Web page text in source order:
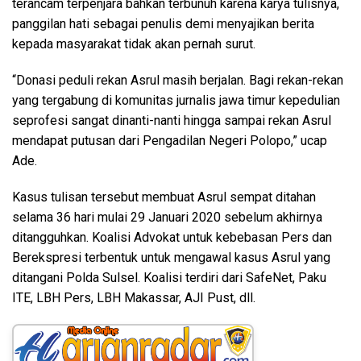
terancam terpenjara bahkan terbunuh karena karya tulisnya,
panggilan hati sebagai penulis demi menyajikan berita
kepada masyarakat tidak akan pernah surut.
“Donasi peduli rekan Asrul masih berjalan. Bagi rekan-rekan
yang tergabung di komunitas jurnalis jawa timur kepedulian
seprofesi sangat dinanti-nanti hingga sampai rekan Asrul
mendapat putusan dari Pengadilan Negeri Polopo,” ucap
Ade.
Kasus tulisan tersebut membuat Asrul sempat ditahan
selama 36 hari mulai 29 Januari 2020 sebelum akhirnya
ditangguhkan. Koalisi Advokat untuk kebebasan Pers dan
Berekspresi terbentuk untuk mengawal kasus Asrul yang
ditangani Polda Sulsel. Koalisi terdiri dari SafeNet, Paku
ITE, LBH Pers, LBH Makassar, AJI Pust, dll.